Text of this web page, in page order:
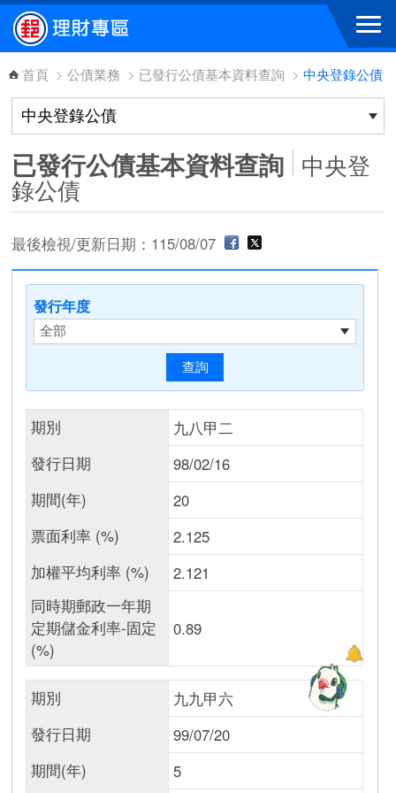
跳到主要內容區塊
首頁 > 公債業務 > 已發行公債基本資料查詢 > 中央登錄公債
已發行公債基本資料查詢 中央登
錄公債
最後檢視/更新日期：115/08/07
發行年度
期別
九八甲二
發行日期
98/02/16
期間(年)
20
票面利率 (%)
2.125
加權平均利率 (%)
2.121
同時期郵政一年期
定期儲金利率-固定
(%)
0.89
期別
九九甲六
發行日期
99/07/20
期間(年)
5